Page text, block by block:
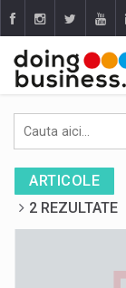
ARTICOLE
2 REZULTATE